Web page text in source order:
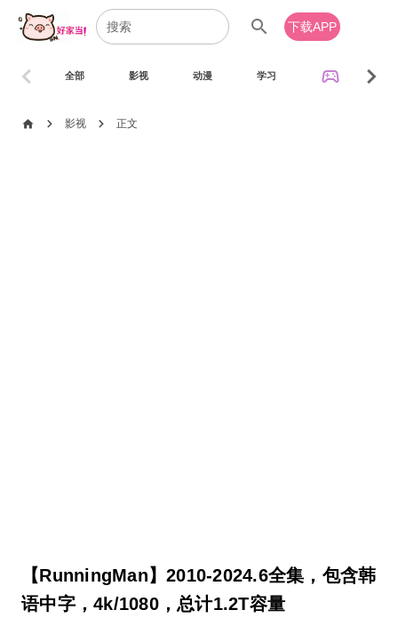
search 下载APP
全部 影视 动漫 学习 sports_esports
chevron_left chevron_right
home chevron_right 影视 chevron_right 正文
【RunningMan】2010-2024.6全集，包含韩
语中字，4k/1080，总计1.2T容量